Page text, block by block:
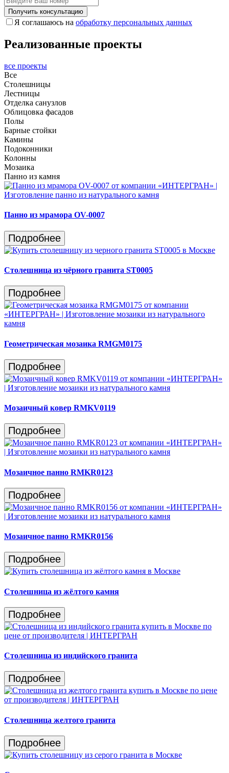
Получить консультацию
Я соглашаюсь на обработку персональных данных
Реализованные проекты
все проекты
Все
Столешницы
Лестницы
Отделка санузлов
Облицовка фасадов
Полы
Барные стойки
Камины
Подоконники
Колонны
Мозаика
Панно из камня
Панно из мрамора OV-0007
Подробнее
Столешница из чёрного гранита ST0005
Подробнее
Геометрическая мозаика RMGM0175
Подробнее
Мозаичный ковер RMKV0119
Подробнее
Мозаичное панно RMKR0123
Подробнее
Мозаичное панно RMKR0156
Подробнее
Столешница из жёлтого камня
Подробнее
Столешница из индийского гранита
Подробнее
Столешница желтого гранита
Подробнее